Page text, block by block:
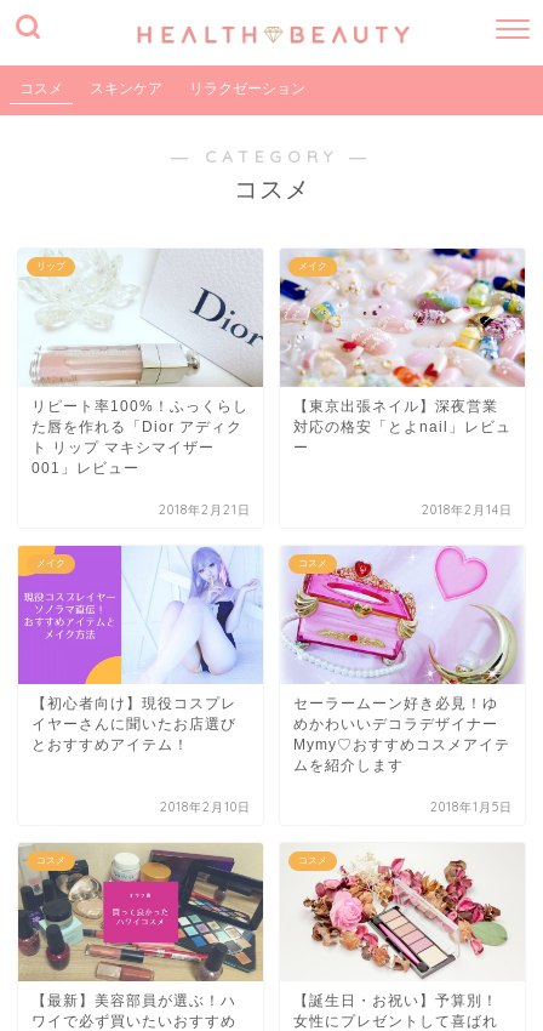
コスメ スキンケア リラクゼーション
― CATEGORY ―
コスメ
リップ
リピート率100%！ふっくらし
た唇を作れる「Dior アディク
ト リップ マキシマイザー
001」レビュー
2018年2月21日
メイク
【東京出張ネイル】深夜営業
対応の格安「とよnail」レビュ
ー
2018年2月14日
メイク
【初心者向け】現役コスプレ
イヤーさんに聞いたお店選び
とおすすめアイテム！
2018年2月10日
コスメ
セーラームーン好き必見！ゆ
めかわいいデコラデザイナー
Mymy♡おすすめコスメアイテ
ムを紹介します
2018年1月5日
コスメ
【最新】美容部員が選ぶ！ハ
ワイで必ず買いたいおすすめ
コスメ
【誕生日・お祝い】予算別！
女性にプレゼントして喜ばれ